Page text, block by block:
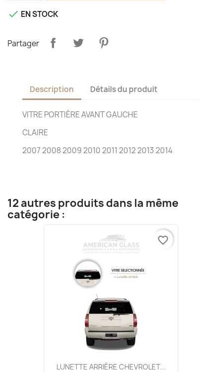
 EN STOCK
Partager
Description Détails du produit
VITRE PORTIÈRE AVANT GAUCHE
CLAIRE
2007 2008 2009 2010 2011 2012 2013 2014
12 autres produits dans la même
catégorie :
LUNETTE ARRIÈRE CHEVROLET...
favorite_border